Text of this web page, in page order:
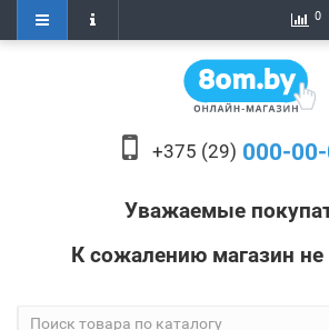
0
+375 (29) 000-
Уважаемые
К сожалению магазин не